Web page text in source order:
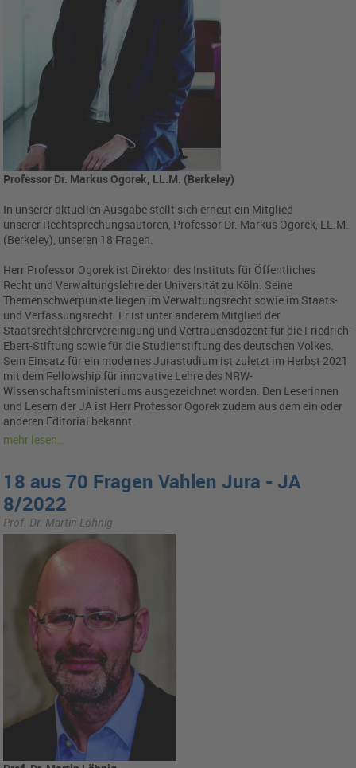
Professor Dr. Markus Ogorek, LL.M. (Berkeley)
In unserer aktuellen Ausgabe stellt sich erneut ein Mitglied
unserer Rechtsprechungsautoren, Professor Dr. Markus Ogorek, LL.M.
(Berkeley), unseren 18 Fragen.
Herr Professor Ogorek ist Direktor des Instituts für Öffentliches
Recht und Verwaltungslehre der Universität zu Köln. Seine
Themenschwerpunkte liegen im Verwaltungsrecht sowie im Staats-
und Verfassungsrecht. Er ist unter anderem Mitglied der
Staatsrechtslehrervereinigung und Vertrauensdozent für die Friedrich-
Ebert-Stiftung sowie für die Studienstiftung des deutschen Volkes.
Sein Einsatz für ein modernes Jurastudium ist zuletzt im Herbst 2021
mit dem Fellowship für innovative Lehre des NRW-
Wissenschaftsministeriums ausgezeichnet worden. Den Leserinnen
und Lesern der JA ist Herr Professor Ogorek zudem aus dem ein oder
anderen Editorial bekannt.
mehr lesen…
18 aus 70 Fragen Vahlen Jura - JA
8/2022
Prof. Dr. Martin Löhnig